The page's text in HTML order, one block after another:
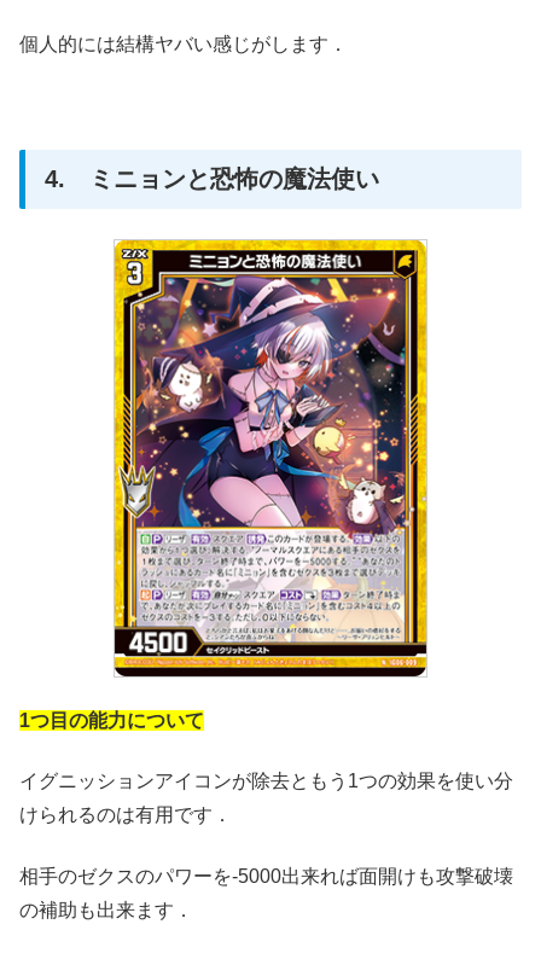
個人的には結構ヤバい感じがします．
4. ミニョンと恐怖の魔法使い
1つ目の能力について
イグニッションアイコンが除去ともう1つの効果を使い分
けられるのは有用です．
相手のゼクスのパワーを-5000出来れば面開けも攻撃破壊
の補助も出来ます．